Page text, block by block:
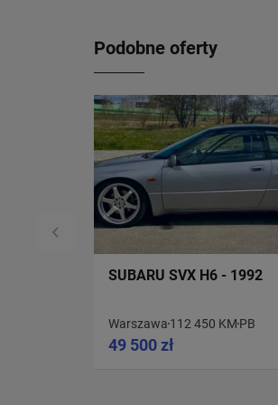
Podobne oferty
SUBARU SVX H6 - 1992
Warszawa 112 450 KM PB
49 500 zł